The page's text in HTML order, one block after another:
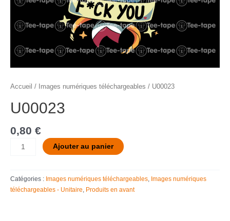
Accueil / Images numériques téléchargeables / U00023
U00023
0,80 €
Ajouter au panier
Catégories : Images numériques téléchargeables Images numériques
téléchargeables - Unitaire Produits en avant